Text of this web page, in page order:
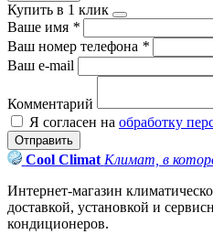
Купить в 1 клик
Ваше имя *
Ваш номер телефона *
Ваш e-mail
Комментарий
Я согласен на обработку
Отправить
Cool Climat Климат, в
Интернет-магазин
доставкой, установкой и
кондиционеров.